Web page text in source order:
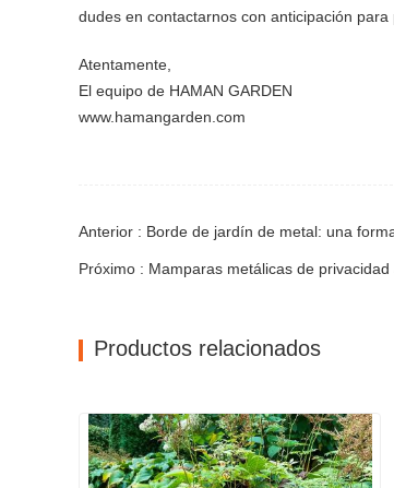
dudes en contactarnos con anticipación
Atentamente,
El equipo de HAMAN GARDEN
www.hamangarden.com
Anterior : Borde de jardín de metal: una
Próximo : Mamparas metálicas de privacidad
Productos relacionados